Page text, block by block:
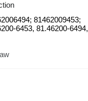
81462009453;
6453, 81.46200-6494,